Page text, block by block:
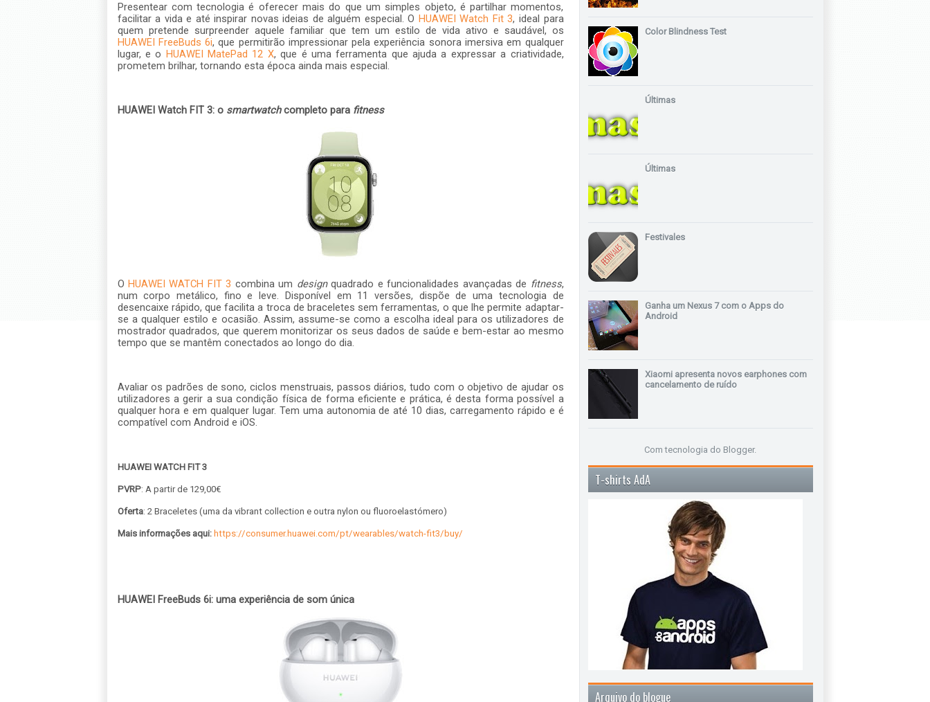
Presentear com tecnologia é oferecer mais do que um simples objeto, é partilhar momentos,
facilitar a vida e até inspirar novas ideias de alguém especial. O HUAWEI Watch Fit 3, ideal para
quem pretende surpreender aquele familiar que tem um estilo de vida ativo e saudável, os
HUAWEI FreeBuds 6i, que permitirão impressionar pela experiência sonora imersiva em qualquer
lugar, e o HUAWEI MatePad 12 X, que é uma ferramenta que ajuda a expressar a criatividade,
prometem brilhar, tornando esta época ainda mais especial.
HUAWEI Watch FIT 3: o smartwatchcompleto para fitness
O HUAWEI WATCH FIT 3 combina um designquadrado e funcionalidades avançadas de fitness,
num corpo metálico, fino e leve. Disponível em 11 versões, dispõe de uma tecnologia de
desencaixe rápido, que facilita a troca de braceletes sem ferramentas, o que lhe permite adaptar-
se a qualquer estilo e ocasião. Assim, assume-se como a escolha ideal para os utilizadores de
mostrador quadrados, que querem monitorizar os seus dados de saúde e bem-estar ao mesmo
tempo que se mantêm conectados ao longo do dia.
Avaliar os padrões de sono, ciclos menstruais, passos diários, tudo com o objetivo de ajudar os
utilizadores a gerir a sua condição física de forma eficiente e prática, é desta forma possível a
qualquer hora e em qualquer lugar. Tem uma autonomia de até 10 dias, carregamento rápido e é
compatível com Android e iOS.
HUAWEI WATCH FIT 3
PVRP: A partir de 129,00€
Oferta: 2 Braceletes (uma da vibrant collection e outra nylon ou fluoroelastómero)
Mais informações aqui: https://consumer.huawei.com/pt/wearables/watch-fit3/buy/
HUAWEI FreeBuds 6i: uma experiência de som única
Color Blindness Test
Últimas
Últimas
Festivales
Ganha um Nexus 7 com o Apps do
Android
Xiaomi apresenta novos earphones com
cancelamento de ruído
Com tecnologia do Blogger.
T-shirts AdA
Arquivo do blogue